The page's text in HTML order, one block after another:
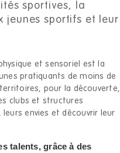
sportives, la
jeunes sportifs et leur
et sensoriel est la
pratiquants de moins de
pour la découverte,
clubs et structures
envies et découvrir leur
talents, grâce à des